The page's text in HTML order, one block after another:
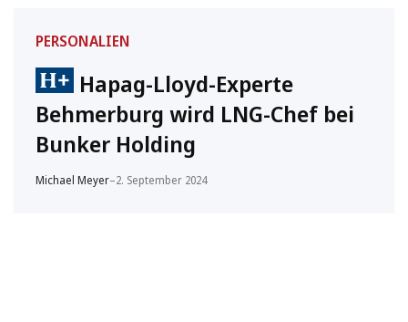
PERSONALIEN
Hapag-Lloyd-Experte
Behmerburg wird LNG-Chef bei
Bunker Holding
Michael Meyer–2. September 2024